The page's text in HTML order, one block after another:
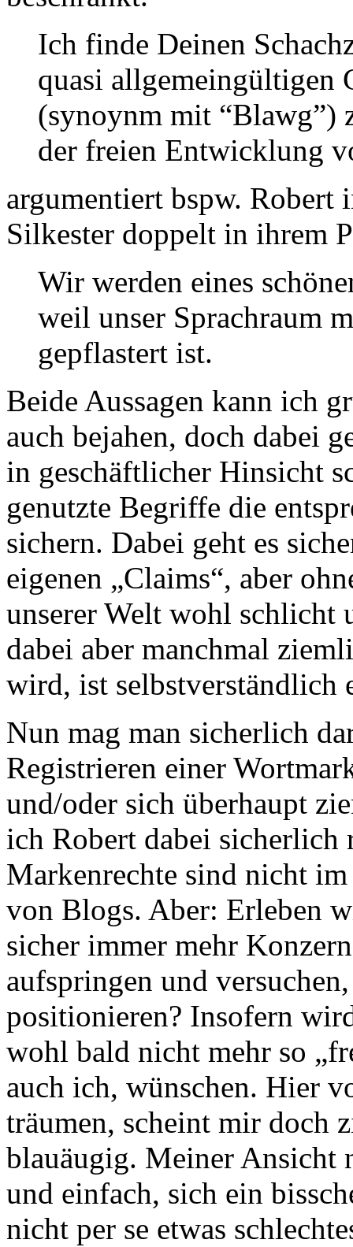
Ich finde Deinen
quasi allgemeingültigen
(synoynm mit “Blawg”)
der freien Entwicklung
argumentiert bspw. Robert
Silkester doppelt in ihrem
Wir werden eines
weil unser Sprachraum
gepflastert ist.
Beide Aussagen kann ich
auch bejahen, doch dabei
in geschäftlicher Hinsicht
genutzte Begriffe die
sichern. Dabei geht es
eigenen „Claims“, aber
unserer Welt wohl schlicht
dabei aber manchmal
wird, ist selbstverständlich
Nun mag man sicherlich
Registrieren einer
und/oder sich überhaupt
ich Robert dabei sicherlich
Markenrechte sind nicht
von Blogs. Aber: Erleben
sicher immer mehr
aufspringen und
positionieren? Insofern
wohl bald nicht mehr so
auch ich, wünschen. Hier
träumen, scheint mir doch
blauäugig. Meiner Ansicht
und einfach, sich ein
nicht per se etwas